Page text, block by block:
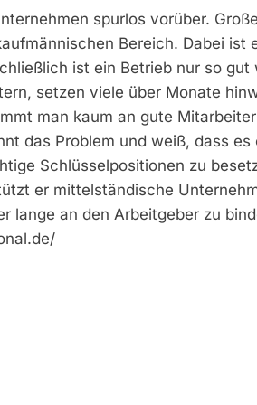
spurlos vorüber.
Bereich. Dabei ist
ist ein Betrieb nur so gut
setzen viele über Monate
man kaum an gute
das Problem und weiß, dass es
Schlüsselpositionen zu
er mittelständische
lange an den Arbeitgeber zu